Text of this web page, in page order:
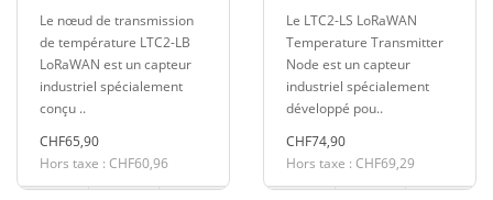
868MHz
Le nœud de transmission
de température LTC2-LB
LoRaWAN est un capteur
industriel spécialement
conçu ..
CHF65,90
Hors taxe : CHF60,96
868Mhz
Le LTC2-LS LoRaWAN
Temperature Transmitter
Node est un capteur
industriel spécialement
développé pou..
CHF74,90
Hors taxe : CHF69,29